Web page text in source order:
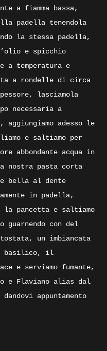
a fiamma bassa,
padella tenendola
la stessa padella,
e spicchio
a temperatura e
a rondelle di circa
lasciamola
necessaria a
aggiungiamo adesso le
e saltiamo per
abbondante acqua in
nostra pasta corta
bella al dente
in padella,
la pancetta e saltiamo
guarnendo con del
un imbiancata
basilico, il
e serviamo fumante,
e Flaviano alias dal
appuntamento